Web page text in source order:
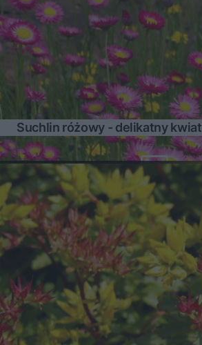
Suchlin różowy - delikatny kwiat